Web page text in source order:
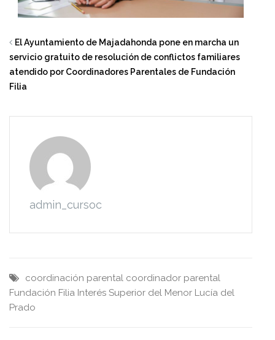
El Ayuntamiento de Majadahonda pone en marcha un
servicio gratuito de resolución de conflictos familiares
atendido por Coordinadores Parentales de Fundación
Filia
admin_cursoc
coordinación parental coordinador parental
Fundación Filia Interés Superior del Menor Lucía del
Prado